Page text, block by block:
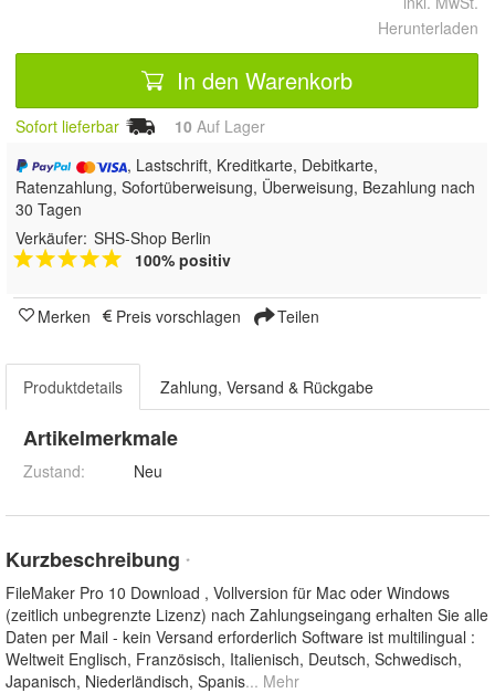
Herunterladen
In den Warenkorb
Sofort lieferbar 10 Auf Lager
, Lastschrift, Kreditkarte, Debitkarte,
Ratenzahlung, Sofortüberweisung, Überweisung, Bezahlung nach
30 Tagen
Verkäufer: SHS-Shop Berlin
100% positiv
Merken Preis vorschlagen Teilen
Produktdetails Zahlung, Versand & Rückgabe
Artikelmerkmale
Zustand: Neu
Kurzbeschreibung *
FileMaker Pro 10 Download , Vollversion für Mac oder Windows
(zeitlich unbegrenzte Lizenz) nach Zahlungseingang erhalten Sie alle
Daten per Mail - kein Versand erforderlich Software ist multilingual :
Weltweit Englisch, Französisch, Italienisch, Deutsch, Schwedisch,
Japanisch, Niederländisch, Spanis... Mehr